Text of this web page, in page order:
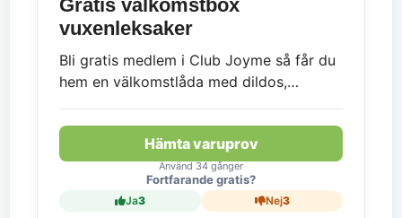
Gratis välkomstbox
vuxenleksaker
Bli gratis medlem i Club Joyme så får du
hem en välkomstlåda med dildos,
kostnad!
Hämta varuprov
Använd 34 gånger
Fortfarande gratis?
Ja3 Nej3